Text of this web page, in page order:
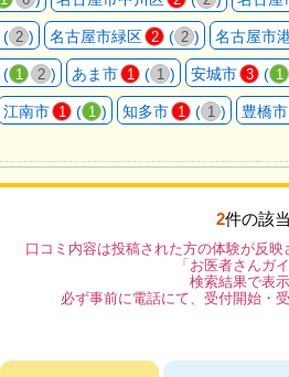
( 2 ) 名古屋市緑区 2 ( 2 ) 名古屋市
( 1 2 ) あま市 1 ( 1 ) 安城市 3 ( 1
江南市 1 ( 1 ) 知多市 1 ( 1 ) 豊橋市
2件の該当
口コミ内容は投稿された方の体験が反
「お医者さんガ
検索結果で表
必ず事前に電話にて、受付開始・